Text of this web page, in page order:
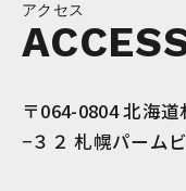
アクセス
〒064-0804 北海
−３２ 札幌パーム